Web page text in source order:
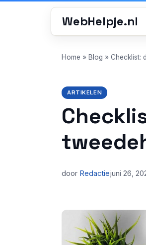
WebHelpje.nl
Home » Blog » Checklist:
ARTIKELEN
door Redactiejuni 26,